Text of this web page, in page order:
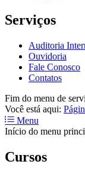
Serviços
Auditoria
Ouvidoria
Fale Conosco
Contatos
Fim do menu de
Você está aqui:
Menu
Início do menu
Cursos